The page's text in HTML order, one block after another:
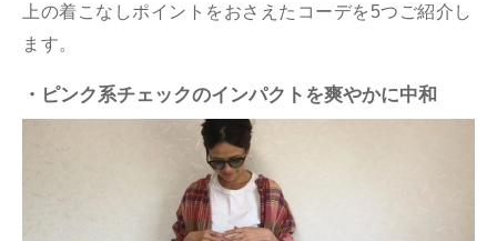
上の着こなしポイントをおさえたコーデを5つご紹介し
ます。
・ピンク系チェックのインパクトを爽やかに中和